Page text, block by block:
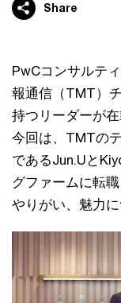
Share
PwCコンサルテ
報通信（TMT）
持つリーダーが
今回は、TMTの
であるJun.Uと
グファームに転
やりがい、魅力に